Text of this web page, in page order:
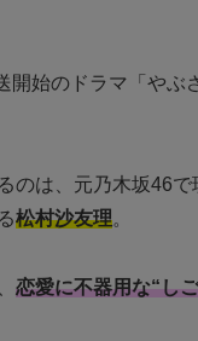
開始のドラマ「やぶ
のは、元乃木坂46で
松村沙友理。
恋愛に不器用な“し